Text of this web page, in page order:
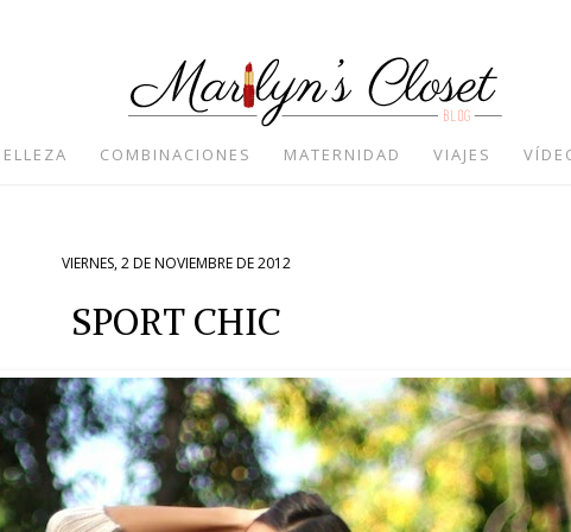
COMBINACIONES MATERNIDAD VIAJES
VIERNES, 2 DE NOVIEMBRE DE 2012
SPORT CHIC